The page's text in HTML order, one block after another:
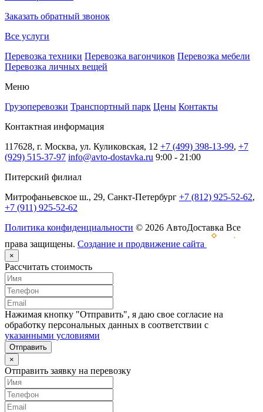
Заказать обратный звонок
Все услуги
Перевозка техники Перевозка вагончиков Перевозка мебели
Перевозка личных вещей
Меню
Грузоперевозки Транспортный парк Цены Контакты
Контактная информация
117628, г. Москва, ул. Куликовская, 12 +7 (499) 398-13-99, +7
(929) 515-37-97 info@avto-dostavka.ru 9:00 - 21:00
Питерский филиал
Митрофаньевское ш., 29, Санкт-Петербург +7 (812) 925-52-62,
+7 (911) 925-52-62
Политика конфиденциальности © 2026 АвтоДоставка Все
права защищены. Создание и продвижение сайта
×
Рассчитать стоимость
Нажимая кнопку "Отправить", я даю свое согласие на
обработку персональных данных в соответствии с
указанными условиями
Отправить
×
Отправить заявку на перевозку